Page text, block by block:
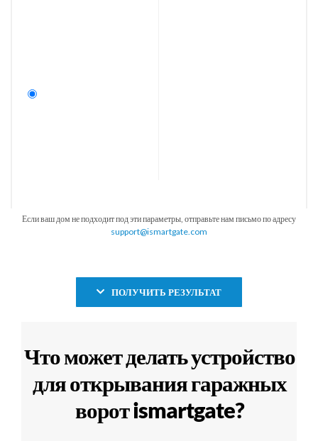
Если ваш дом не подходит под эти параметры, отправьте нам письмо по адресу
support@ismartgate.com
ПОЛУЧИТЬ РЕЗУЛЬТАТ
Что может делать устройство
для открывания гаражных
ворот ismartgate?